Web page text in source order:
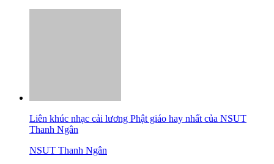
Liên khúc nhạc cải lương Phật giáo hay nhất của NSUT
Thanh Ngân
NSUT Thanh Ngân